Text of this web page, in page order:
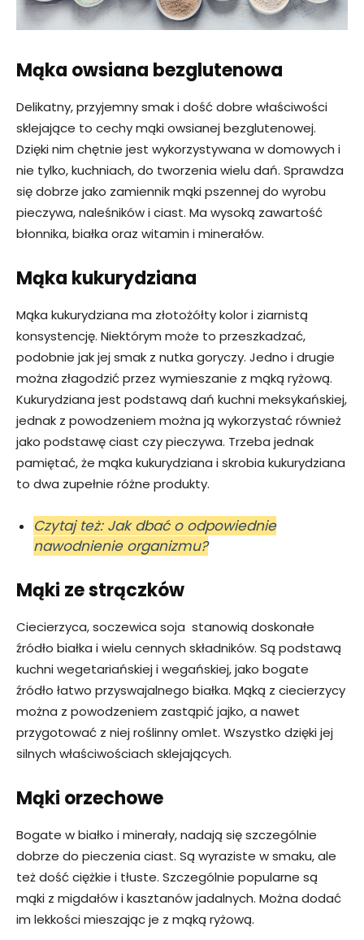
Mąka owsiana bezglutenowa
Delikatny, przyjemny smak i dość dobre właściwości
sklejające to cechy mąki owsianej bezglutenowej.
Dzięki nim chętnie jest wykorzystywana w domowych i
nie tylko, kuchniach, do tworzenia wielu dań. Sprawdza
się dobrze jako zamiennik mąki pszennej do wyrobu
pieczywa, naleśników i ciast. Ma wysoką zawartość
błonnika, białka oraz witamin i minerałów.
Mąka kukurydziana
Mąka kukurydziana ma złotożółty kolor i ziarnistą
konsystencję. Niektórym może to przeszkadzać,
podobnie jak jej smak z nutka goryczy. Jedno i drugie
można złagodzić przez wymieszanie z mąką ryżową.
Kukurydziana jest podstawą dań kuchni meksykańskiej,
jednak z powodzeniem można ją wykorzystać również
jako podstawę ciast czy pieczywa. Trzeba jednak
pamiętać, że mąka kukurydziana i skrobia kukurydziana
to dwa zupełnie różne produkty.
Czytaj też: Jak dbać o odpowiednie
nawodnienie organizmu?
Mąki ze strączków
Ciecierzyca, soczewica soja stanowią doskonałe
źródło białka i wielu cennych składników. Są podstawą
kuchni wegetariańskiej i wegańskiej, jako bogate
źródło łatwo przyswajalnego białka. Mąką z ciecierzycy
można z powodzeniem zastąpić jajko, a nawet
przygotować z niej roślinny omlet. Wszystko dzięki jej
silnych właściwościach sklejających.
Mąki orzechowe
Bogate w białko i minerały, nadają się szczególnie
dobrze do pieczenia ciast. Są wyraziste w smaku, ale
też dość ciężkie i tłuste. Szczególnie popularne są
mąki z migdałów i kasztanów jadalnych. Można dodać
im lekkości mieszając je z mąką ryżową.